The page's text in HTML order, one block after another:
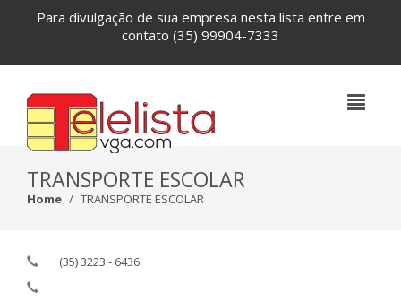
Para divulgação de sua empresa nesta lista entre em
contato (35) 99904-7333
TRANSPORTE ESCOLAR
Home TRANSPORTE ESCOLAR
(35) 3223 - 6436